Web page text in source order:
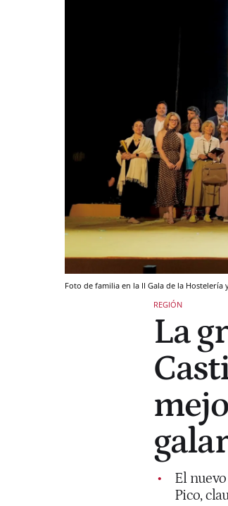
Foto de familia en la II Gala de la Hostelería
REGIÓN
La
El
Pico,